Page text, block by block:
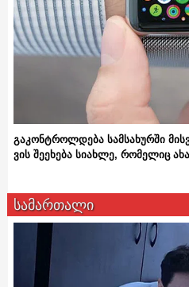
გაკონტროლდება სამსახურში
ვის შეეხება სიახლე, რომელიც
სამართალი